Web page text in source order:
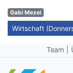
Gabi Mezei
Wirtschaft
Team